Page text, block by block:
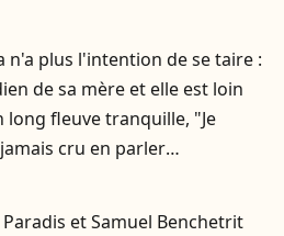
n'a plus l'intention de se taire :
de sa mère et elle est loin
long fleuve tranquille, "Je
cru en parler
Paradis et Samuel Benchetrit